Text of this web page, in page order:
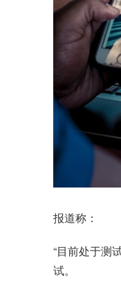
报道称：
“目前处于测
试。